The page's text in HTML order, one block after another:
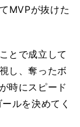
MVPが抜けた
とで成立して
し、奪ったボ
時にスピード
ルを決めてく